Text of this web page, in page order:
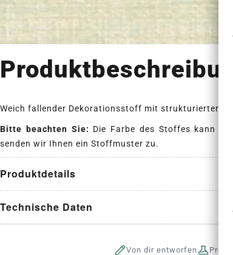
Weich fallender Dekorationsstoff mit strukturierter
Bitte beachten Sie: Die Farbe des Stoffes kann
senden wir Ihnen ein Stoffmuster zu.
Produktdetails
Technische Daten
Von dir entworfen